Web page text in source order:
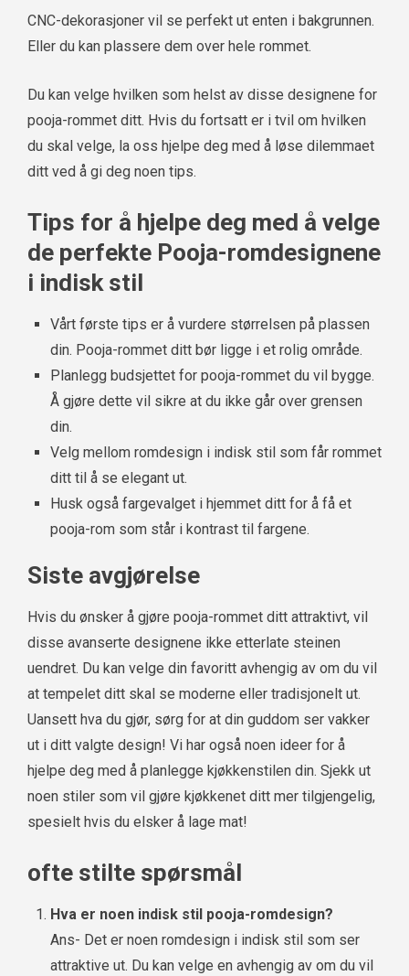
CNC-dekorasjoner vil se perfekt ut enten i bakgrunnen.
Eller du kan plassere dem over hele rommet.
Du kan velge hvilken som helst av disse designene for
pooja-rommet ditt. Hvis du fortsatt er i tvil om hvilken
du skal velge, la oss hjelpe deg med å løse dilemmaet
ditt ved å gi deg noen tips.
Tips for å hjelpe deg med å velge
de perfekte Pooja-romdesignene
i indisk stil
Vårt første tips er å vurdere størrelsen på plassen
din. Pooja-rommet ditt bør ligge i et rolig område.
Planlegg budsjettet for pooja-rommet du vil bygge.
Å gjøre dette vil sikre at du ikke går over grensen
din.
Velg mellom romdesign i indisk stil som får rommet
ditt til å se elegant ut.
Husk også fargevalget i hjemmet ditt for å få et
pooja-rom som står i kontrast til fargene.
Siste avgjørelse
Hvis du ønsker å gjøre pooja-rommet ditt attraktivt, vil
disse avanserte designene ikke etterlate steinen
uendret. Du kan velge din favoritt avhengig av om du vil
at tempelet ditt skal se moderne eller tradisjonelt ut.
Uansett hva du gjør, sørg for at din guddom ser vakker
ut i ditt valgte design! Vi har også noen ideer for å
hjelpe deg med å planlegge kjøkkenstilen din. Sjekk ut
noen stiler som vil gjøre kjøkkenet ditt mer tilgjengelig,
spesielt hvis du elsker å lage mat!
ofte stilte spørsmål
Hva er noen indisk stil pooja-romdesign?
Ans- Det er noen romdesign i indisk stil som ser
attraktive ut. Du kan velge en avhengig av om du vil